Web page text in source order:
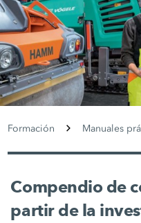
Formación Manuales
Compendio de
partir de la